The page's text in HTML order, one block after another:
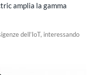
amplia la gamma
dell’IoT, interessando